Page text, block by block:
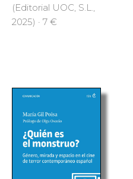
(Editorial UOC, S.L.,
2025) · 7 €